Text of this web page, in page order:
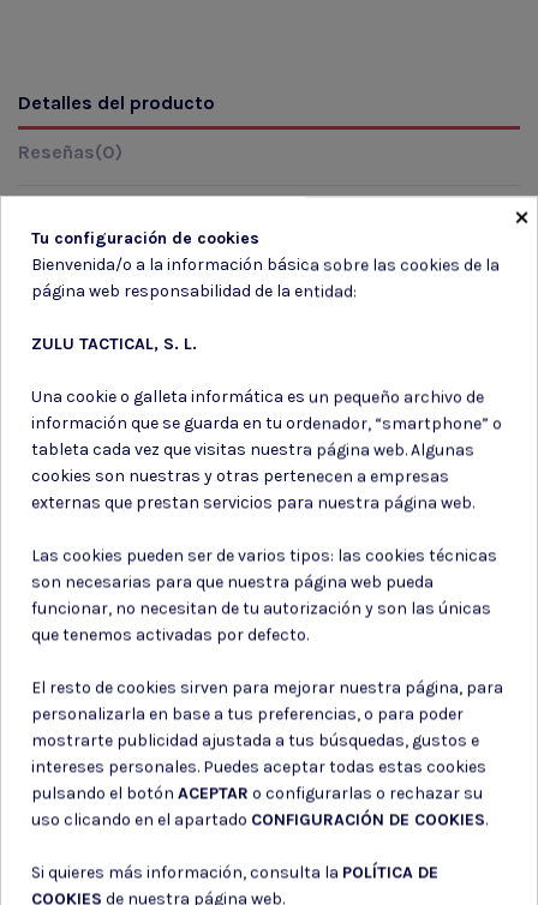
Detalles del producto
Reseñas(0)
Marca
Suscríbete a nuestro boletín
Puede darse de baja en cualquier momento. Para ello, consulte nuestra
información de contacto en el aviso legal.
Consiento el uso de mis datos para los fines indicados en la
Consiento el uso de mis datos personales para recibir publicidad
de su entidad.
×
Tu configuración de cookies
Bienvenida/o a la información básica sobre las cookies de la
página web responsabilidad de la entidad:
ZULU TACTICAL, S. L.
Una cookie o galleta informática es un pequeño archivo de
información que se guarda en tu ordenador, “smartphone” o
tableta cada vez que visitas nuestra página web. Algunas
cookies son nuestras y otras pertenecen a empresas
externas que prestan servicios para nuestra página web.
Las cookies pueden ser de varios tipos: las cookies técnicas
son necesarias para que nuestra página web pueda
funcionar, no necesitan de tu autorización y son las únicas
que tenemos activadas por defecto.
El resto de cookies sirven para mejorar nuestra página, para
personalizarla en base a tus preferencias, o para poder
mostrarte publicidad ajustada a tus búsquedas, gustos e
intereses personales. Puedes aceptar todas estas cookies
pulsando el botón ACEPTAR o configurarlas o rechazar su
uso clicando en el apartado CONFIGURACIÓN DE COOKIES.
Si quieres más información, consulta la POLÍTICA DE
COOKIES de nuestra página web.